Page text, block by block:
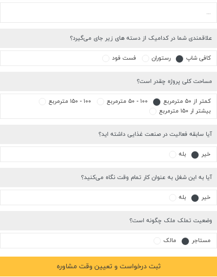
بیشتر ار ۱۵۰ مترمربع
آیا سابقه فعالیت در صنعت غذایی داشته اید؟